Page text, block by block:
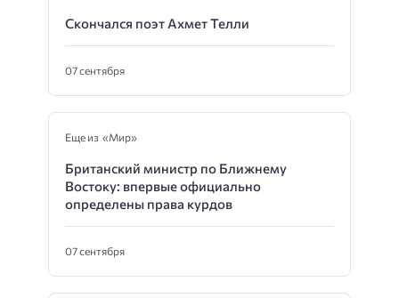
Скончался поэт Ахмет Телли
07 сентября
Еще из «Мир»
Британский министр по Ближнему
Востоку: впервые официально
определены права курдов
07 сентября